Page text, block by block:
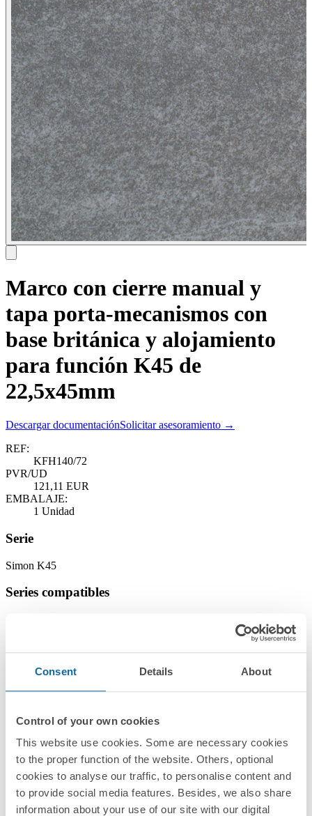
Consent Details About
Control of your own cookies
This website use cookies. Some are necessary cookies
to the proper function of the website. Others, optional
cookies to analyse our traffic, to personalise content and
to provide social media features. Besides, we also share
information about your use of our site with our digital
Marco con cierre manual y
tapa porta-mecanismos con
base británica y alojamiento
para función K45 de
22,5x45mm
Descargar documentaciónSolicitar asesoramiento →
REF:
KFH140/72
PVR/UD
121,11 EUR
EMBALAJE:
1 Unidad
Serie
Simon K45
Series compatibles
Seleccionado:Acero
Información